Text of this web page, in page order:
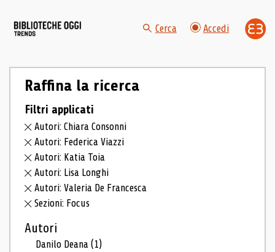
Cerca Accedi
Raffina la ricerca
Filtri applicati
Autori: Chiara Consonni
Autori: Federica Viazzi
Autori: Katia Toia
Autori: Lisa Longhi
Autori: Valeria De Francesca
Sezioni: Focus
Autori
Danilo Deana(1)